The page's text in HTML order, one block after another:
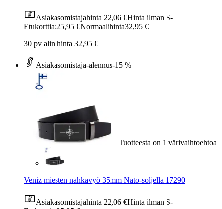
Asiakasomistajahinta 22,06 €Hinta ilman S-
Etukorttia:25,95 €Normaalihinta32,95 €
30 pv alin hinta 32,95 €
Asiakasomistaja-alennus-15 %
Tuotteesta on 1 värivaihtoehtoa
Veniz miesten nahkavyö 35mm Nato-soljella 17290
Asiakasomistajahinta 22,06 €Hinta ilman S-